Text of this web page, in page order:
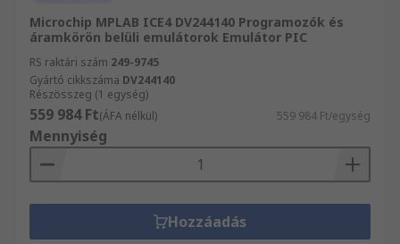
Microchip MPLAB ICE4 DV244140 Programozók és
áramkörön belüli emulátorok Emulátor PIC
RS raktári szám 249-9745
Gyártó cikkszáma DV244140
Részösszeg (1 egység)
559 984 Ft(ÁFA nélkül) 559 984 Ft/egység
Mennyiség
Hozzáadás